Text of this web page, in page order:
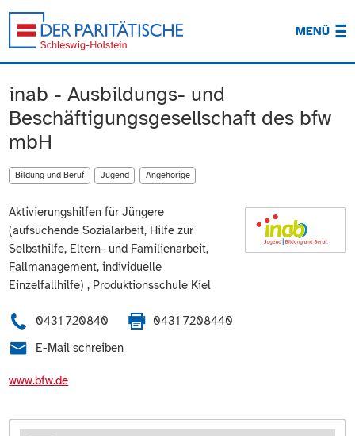
MENÜ
inab - Ausbildungs- und
Beschäftigungsgesellschaft des bfw
mbH
Bildung und Beruf Jugend Angehörige
Aktivierungshilfen für Jüngere
(aufsuchende Sozialarbeit, Hilfe zur
Selbsthilfe, Eltern- und Familienarbeit,
Fallmanagement, individuelle
Einzelfallhilfe) , Produktionsschule Kiel
0431 720840
0431 7208440
E-Mail schreiben
www.bfw.de